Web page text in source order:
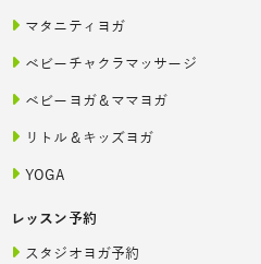
マタニティヨガ
ベビーチャクラマッサージ
ベビーヨガ＆ママヨガ
リトル＆キッズヨガ
YOGA
レッスン予約
スタジオヨガ予約